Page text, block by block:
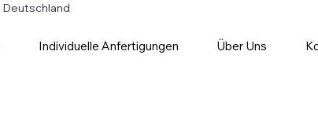
Individuelle Anfertigungen Über Uns